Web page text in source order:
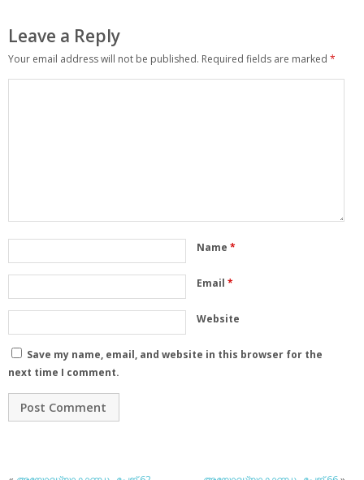
Leave a Reply
Your email address will not be published. Required fields are marked *
Name *
Email *
Website
Save my name, email, and website in this browser for the
next time I comment.